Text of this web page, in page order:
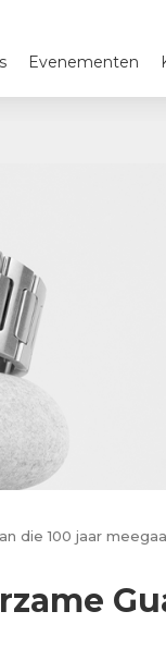
Evenementen
die 100 jaar